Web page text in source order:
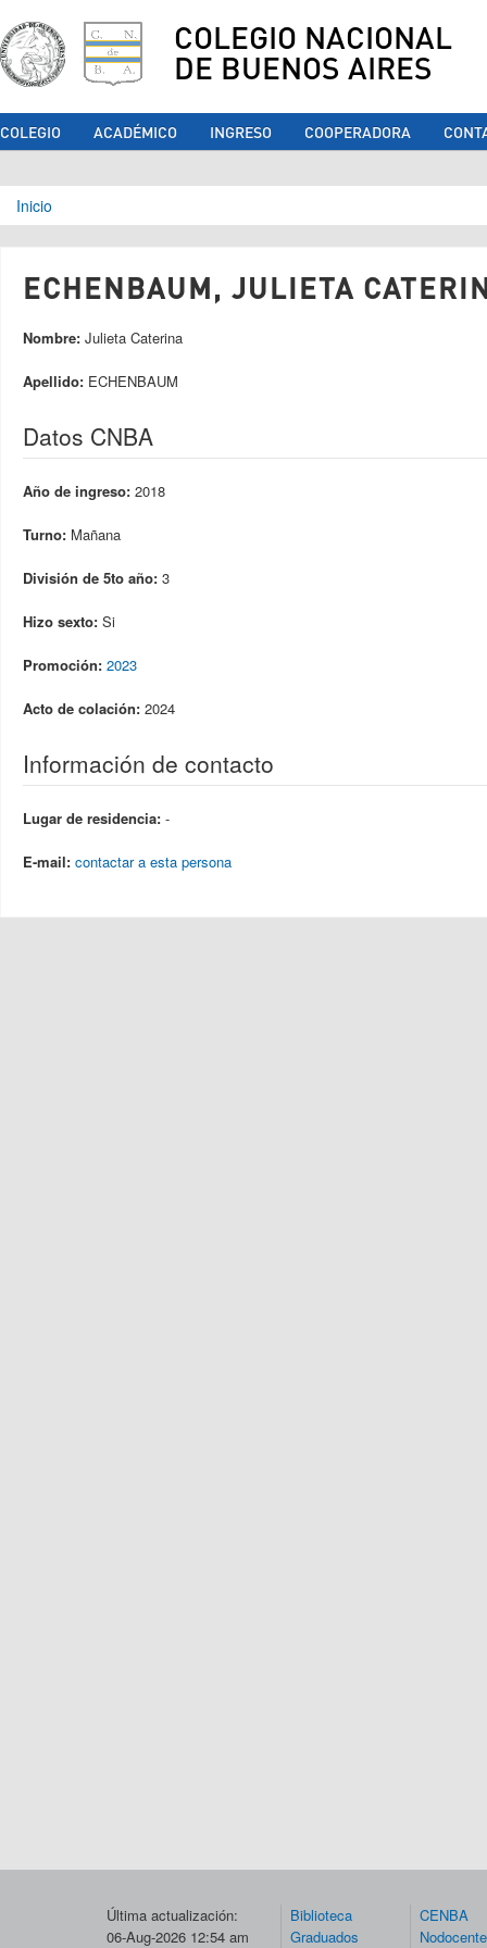
COLEGIO NACIONAL
DE BUENOS AIRES
COLEGIO ACADÉMICO INGRESO COOPERADORA
Se encuentra usted aquí
Inicio
ECHENBAUM, JULIETA
Nombre: Julieta Caterina
Apellido: ECHENBAUM
Datos CNBA
Año de ingreso: 2018
Turno: Mañana
División de 5to año: 3
Hizo sexto: Si
Promoción: 2023
Acto de colación: 2024
Información de contacto
Lugar de residencia: -
E-mail: contactar a esta persona
Última actualización:
06-Aug-2026 12:54 am
Biblioteca
Graduados
CENBA